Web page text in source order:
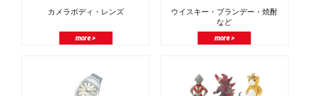
カメラボディ・レンズ
more >
ウイスキー・ブランデー・焼酎
など
more >